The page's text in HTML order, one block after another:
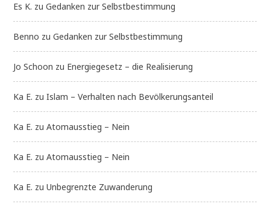
Es K. zuGedanken zur Selbstbestimmung
Benno zuGedanken zur Selbstbestimmung
Jo Schoon zu Energiegesetz – die Realisierung
Ka E. zuIslam – Verhalten nach Bevölkerungsanteil
Ka E. zuAtomausstieg – Nein
Ka E. zuAtomausstieg – Nein
Ka E. zuUnbegrenzte Zuwanderung